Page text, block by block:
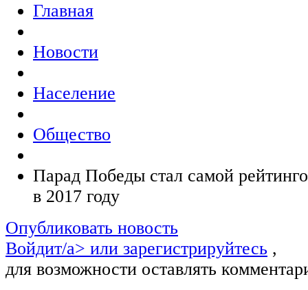
Главная
Новости
Население
Общество
Парад Победы стал самой
в 2017 году
Опубликовать новость
Войдит/a> или зарегистрируйтесь ,
для возможности оставлять